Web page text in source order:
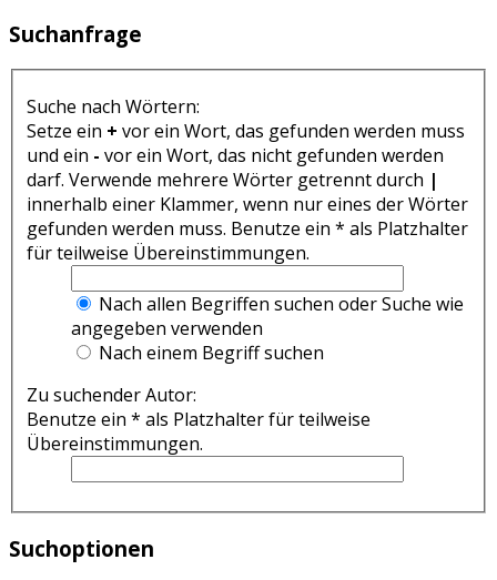
Suchanfrage
Suche nach Wörtern:
Setze ein + vor ein Wort, das gefunden werden muss
und ein - vor ein Wort, das nicht gefunden werden
darf. Verwende mehrere Wörter getrennt durch |
innerhalb einer Klammer, wenn nur eines der Wörter
gefunden werden muss. Benutze ein * als Platzhalter
für teilweise Übereinstimmungen.
Nach allen Begriffen suchen oder Suche wie
angegeben verwenden
Nach einem Begriff suchen
Zu suchender Autor:
Benutze ein * als Platzhalter für teilweise
Übereinstimmungen.
Suchoptionen